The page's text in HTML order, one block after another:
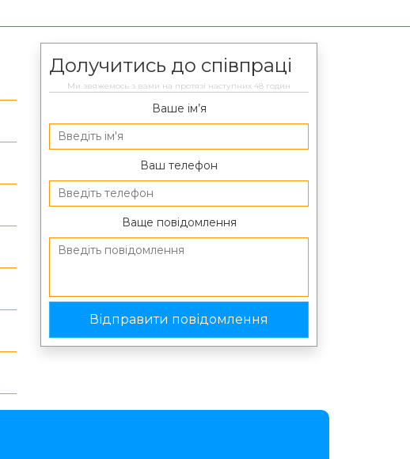
Долучитись до співпраці
Ми звяжемось з вами на протязі наступних 48 годин
Ваше ім’я
Ваш телефон
Ваще повідомлення